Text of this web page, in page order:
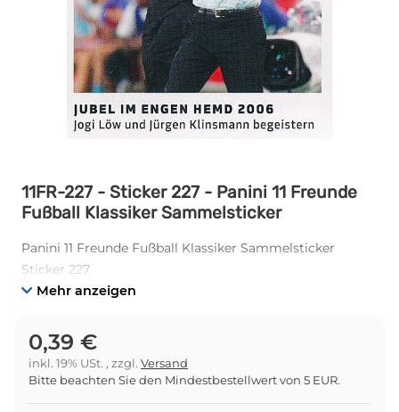
11FR-227 - Sticker 227 - Panini 11 Freunde
Fußball Klassiker Sammelsticker
Panini 11 Freunde Fußball Klassiker Sammelsticker
Sticker 227
Mehr anzeigen
0,39 €
inkl. 19% USt. , zzgl. Versand
Bitte beachten Sie den Mindestbestellwert von 5 EUR.